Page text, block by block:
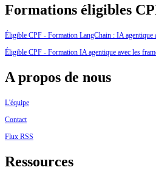
Formations éligibles
Éligible CPF - Formation LangChain : IA agentique
Éligible CPF - Formation IA agentique avec les
A propos de nous
L'équipe
Contact
Flux RSS
Ressources